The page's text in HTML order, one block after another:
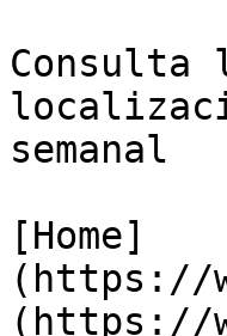
semanal
[Home]
(https://
(https://